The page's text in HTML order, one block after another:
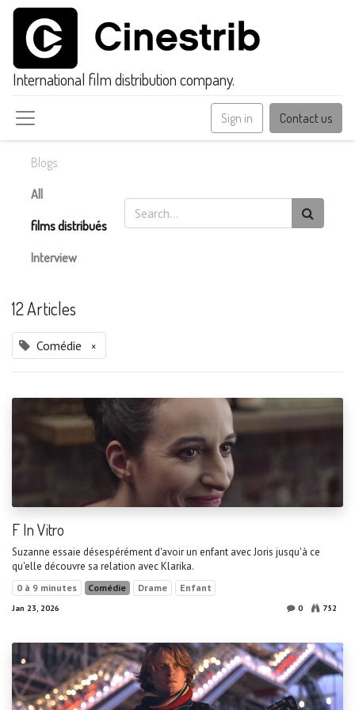
International film distribution company.
Sign in Contact us
Blogs:
All
films distribués
Interview
12 Articles
Comédie ×
F In Vitro
Suzanne essaie désespérément d'avoir un enfant avec Joris jusqu'à ce
qu'elle découvre sa relation avec Klarika.
0 à 9 minutes Comédie Drame Enfant
Jan 23, 2026 0 752